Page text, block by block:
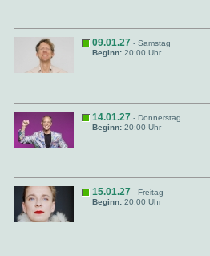
09.01.27 - Samstag
Beginn: 20:00 Uhr
14.01.27 - Donnerstag
Beginn: 20:00 Uhr
15.01.27 - Freitag
Beginn: 20:00 Uhr